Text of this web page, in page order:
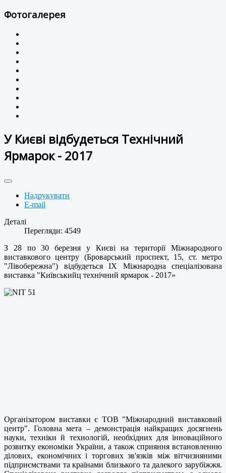
Фотогалерея
У Києві відбудеться Технічний
Ярмарок - 2017
Надрукувати
E-mail
Деталі
Перегляди: 4549
З 28 по 30 березня у Києві на території Міжнародного
виставкового центру (Броварський проспект, 15, ст. метро
"Лівобережна") відбудеться IX Міжнародна спеціалізована
виставка "Київськийц технічний ярмарок - 2017»
Організатором виставки є ТОВ "Міжнародний виставковий
центр". Головна мета – демонстрація найкращих досягнень
науки, техніки й технологій, необхідних для інноваційного
розвитку економіки України, а також сприяння встановленню
ділових, економічних і торгових зв'язків між вітчизняними
підприємствами та країнами близького та далекого зарубіжжя.